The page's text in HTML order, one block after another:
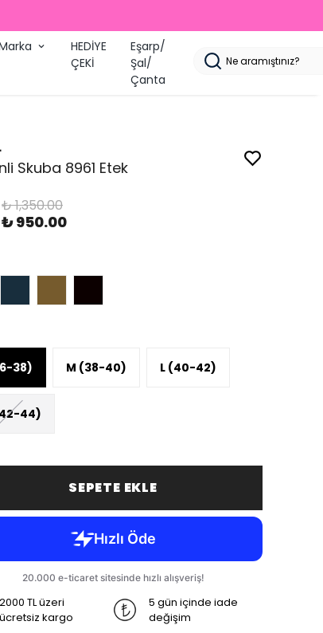
HEDİYE
ÇEKİ
Eşarp/
Şal/
Çanta
Skuba 8961 Etek
₺ 1,350.00
₺ 950.00
38) M (38-40) L (40-42)
44)
SEPETE EKLE
2000 TL üzeri
ücretsiz kargo
5 gün içinde iade
değişim